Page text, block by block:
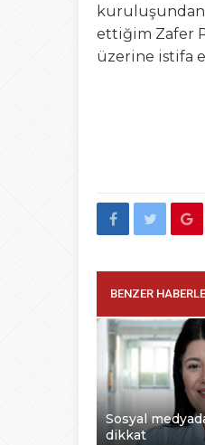
kuruluşundan
ettiğim Zafer
üzerine istifa
BENZER
Sosyal
dikkat